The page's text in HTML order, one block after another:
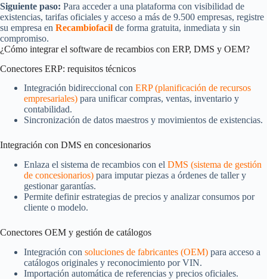
Siguiente paso: Para acceder a una plataforma con visibilidad de
existencias, tarifas oficiales y acceso a más de 9.500 empresas, registre
su empresa en Recambiofacil de forma gratuita, inmediata y sin
compromiso.
¿Cómo integrar el software de recambios con ERP, DMS y OEM?
Conectores ERP: requisitos técnicos
Integración bidireccional con ERP (planificación de recursos
empresariales) para unificar compras, ventas, inventario y
contabilidad.
Sincronización de datos maestros y movimientos de existencias.
Integración con DMS en concesionarios
Enlaza el sistema de recambios con el DMS (sistema de gestión
de concesionarios) para imputar piezas a órdenes de taller y
gestionar garantías.
Permite definir estrategias de precios y analizar consumos por
cliente o modelo.
Conectores OEM y gestión de catálogos
Integración con soluciones de fabricantes (OEM) para acceso a
catálogos originales y reconocimiento por VIN.
Importación automática de referencias y precios oficiales.